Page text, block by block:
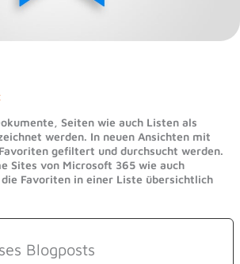
Seiten wie auch Listen als
werden. In neuen Ansichten mit
gefiltert und durchsucht werden.
Sites von Microsoft 365 wie auch
Favoriten in einer Liste übersichtlich
Blogposts